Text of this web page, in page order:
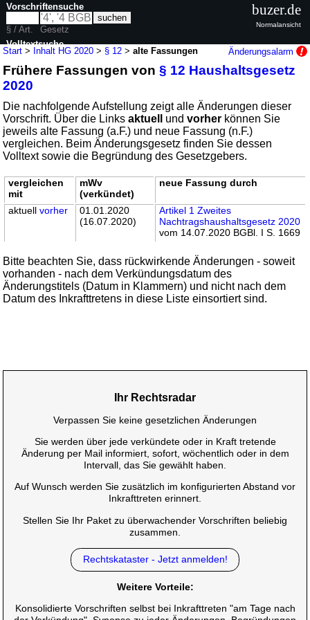
Start > Inhalt HG 2020 > § 12 >alte Fassungen Änderungsalarm
Frühere Fassungen von§ 12 Haushaltsgesetz
2020
Die nachfolgende Aufstellung zeigt alle Änderungen dieser
Vorschrift. Über die Linksaktuell undvorher können Sie
jeweils alte Fassung (a.F.) und neue Fassung (n.F.)
vergleichen. Beim Änderungsgesetz finden Sie dessen
Volltext sowie die Begründung des Gesetzgebers.
vergleichen
mit
mWv
(verkündet)
neue Fassung durch
aktuellvorher
01.01.2020
(16.07.2020)
Artikel 1 Zweites
Nachtragshaushaltsgesetz 2020
vom 14.07.2020 BGBl. I S. 1669
Bitte beachten Sie, dass rückwirkende Änderungen - soweit
vorhanden - nach dem Verkündungsdatum des
Änderungstitels (Datum in Klammern) und nicht nach dem
Datum des Inkrafttretens in diese Liste einsortiert sind.
Vorschriftensuche
§ / Art.
Gesetz
Volltextsuche
nur in HG 2020
buzer.de
Normalansicht
Ihr Rechtsradar
Verpassen Sie keine gesetzlichen Änderungen
Sie werden über jede verkündete oder in Kraft tretende
Änderung per Mail informiert, sofort, wöchentlich oder in dem
Intervall, das Sie gewählt haben.
Auf Wunsch werden Sie zusätzlich im konfigurierten Abstand vor
Inkrafttreten erinnert.
Stellen Sie Ihr Paket zu überwachender Vorschriften beliebig
zusammen.
Rechtskataster - Jetzt anmelden!
Weitere Vorteile:
Konsolidierte Vorschriften selbst bei Inkrafttreten "am Tage nach